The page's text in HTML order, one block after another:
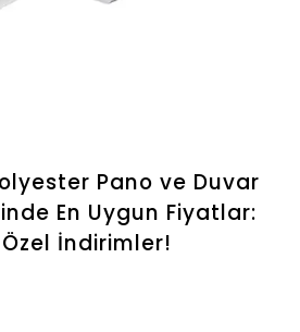
Pano ve Duvar
En Uygun Fiyatlar:
İndirimler!